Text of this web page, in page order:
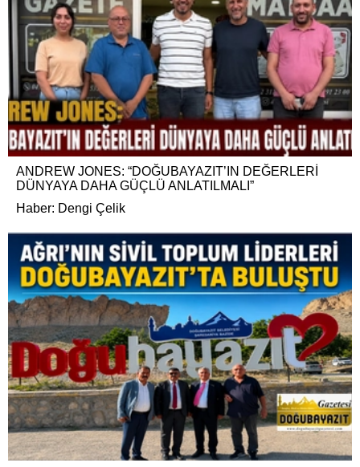
ANDREW JONES: “DOĞUBAYAZIT’IN DEĞERLERİ
DÜNYAYA DAHA GÜÇLÜ ANLATILMALI”
Haber: Dengi Çelik